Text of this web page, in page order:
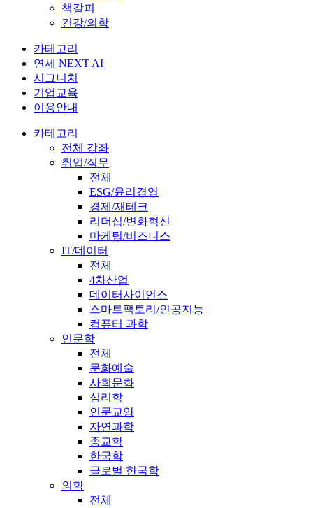
책갈피
건강/의학
카테고리
연세 NEXT AI
시그니처
기업교육
이용안내
카테고리
전체 강좌
취업/직무
전체
ESG/윤리경영
경제/재테크
리더십/변화혁신
마케팅/비즈니스
IT/데이터
전체
4차산업
데이터사이언스
스마트팩토리/인공지능
컴퓨터 과학
인문학
전체
문화예술
사회문화
심리학
인문교양
자연과학
종교학
한국학
글로벌 한국학
의학
전체